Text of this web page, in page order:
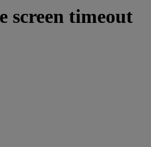
screen timeout